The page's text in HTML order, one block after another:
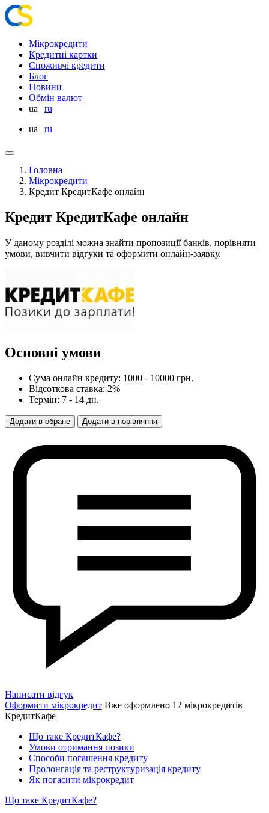
Мікрокредити
Кредитні картки
Споживчі кредити
Блог
Новини
Обмін валют
ua | ru
ua | ru
Головна
Мікрокредити
Кредит КредитКафе онлайн
Кредит КредитКафе онлайн
У даному розділі можна знайти пропозиції банків, порівняти
умови, вивчити відгуки та оформити онлайн-заявку.
Основні умови
Сума онлайн кредиту: 1000 - 10000 грн.
Відсоткова ставка: 2%
Термін: 7 - 14 дн.
Додати в обране Додати в порівняння
Написати відгук
Оформити мікрокредит Вже оформлено 12 мікрокредитів
КредитКафе
Що таке КредитКафе?
Умови отримання позики
Способи погашення кредиту
Пролонгація та реструктуризація кредиту
Як погасити мікрокредит
Що таке КредитКафе?